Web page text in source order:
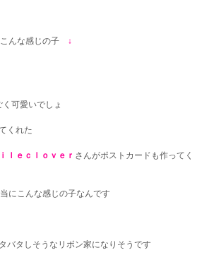
んな感じの子 ↓
可愛いでしょ
くれた
ｌｅｃｌｏｖｅｒ さんがポストカードも作ってく
にこんな感じの子なんです
バタしそうなリボン家になりそうです